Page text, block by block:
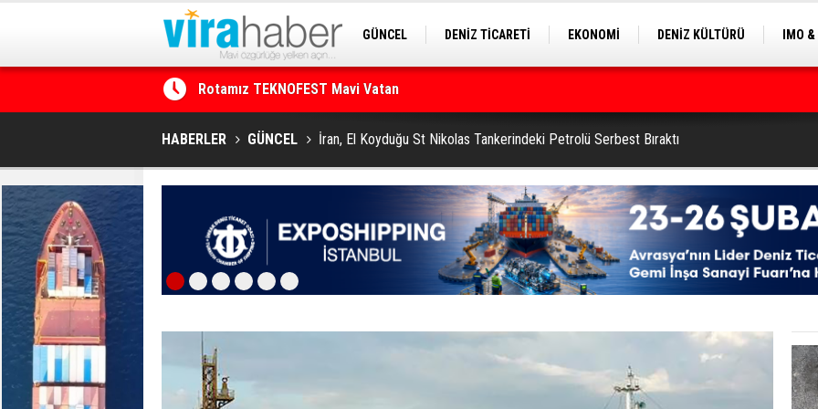
GÜNCEL DENİZ TİCARETİ EKONOMİ DENİZ KÜLTÜRÜ
IMO
Net Kârını Yüzde 38 Artışla 46.5 Milyon Dolar’a Yükseltti
HABERLER GÜNCEL İran, El Koyduğu St Nikolas Tankerindeki Petrolü Serbest Bıraktı